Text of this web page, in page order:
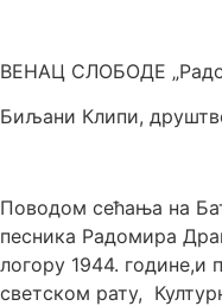
ВЕНАЦ СЛОБОДЕ
Биљани Клипи,
Поводом сећања на
песника Радомира
логору 1944.
светском рату,